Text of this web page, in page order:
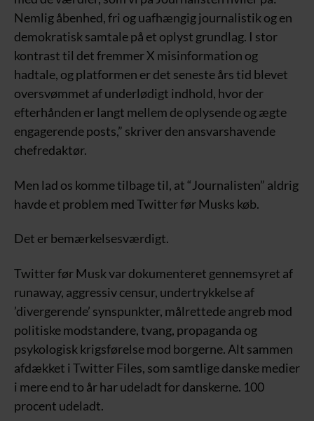
Nemlig åbenhed, fri og uafhængig journalistik og en
demokratisk samtale på et oplyst grundlag. I stor
kontrast til det fremmer X misinformation og
hadtale, og platformen er det seneste års tid blevet
oversvømmet af underlødigt indhold, hvor der
efterhånden er langt mellem de oplysende og ægte
engagerende posts,” skriver den ansvarshavende
chefredaktør.
Men lad os komme tilbage til, at “Journalisten” aldrig
havde et problem med Twitter før Musks køb.
Det er bemærkelsesværdigt.
Twitter før Musk var dokumenteret gennemsyret af
runaway, aggressiv censur, undertrykkelse af
’divergerende’ synspunkter, målrettede angreb mod
politiske modstandere, tvang, propaganda og
psykologisk krigsførelse mod borgerne. Alt sammen
afdækket i Twitter Files, som samtlige danske medier
i mere end to år har udeladt for danskerne. 100
procent udeladt.